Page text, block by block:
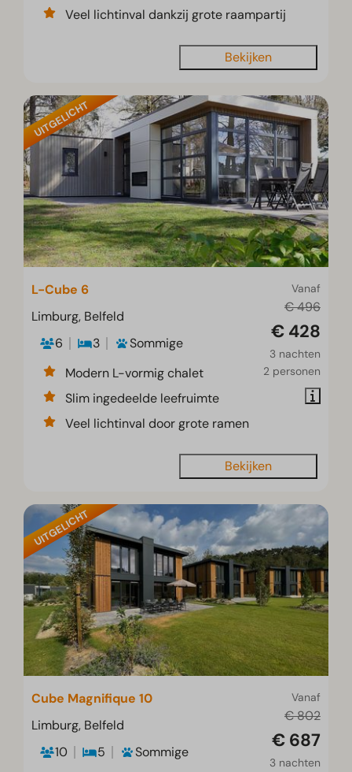
Veel lichtinval dankzij grote raampartij
Bekijken
UITGELICHT
Vanaf
€ 496
€ 428
3 nachten
2 personen
L-Cube 6
Limburg, Belfeld
6
3
Sommige
Modern L-vormig chalet
Slim ingedeelde leefruimte
Veel lichtinval door grote ramen
Bekijken
UITGELICHT
Vanaf
€ 802
€ 687
3 nachten
Cube Magnifique 10
Limburg, Belfeld
10
5
Sommige